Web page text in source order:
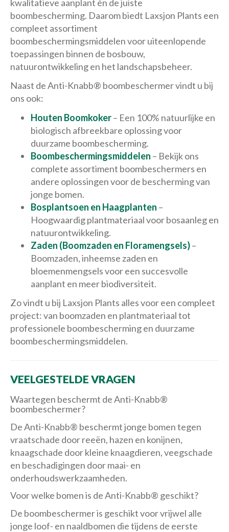
kwalitatieve aanplant én de juiste
boombescherming. Daarom biedt Laxsjon Plants een
compleet assortiment
boombeschermingsmiddelen voor uiteenlopende
toepassingen binnen de bosbouw,
natuurontwikkeling en het landschapsbeheer.
Naast de Anti-Knabb® boombeschermer vindt u bij
ons ook:
Houten Boomkoker– Een 100% natuurlijke en
biologisch afbreekbare oplossing voor
duurzame boombescherming.
Boombeschermingsmiddelen – Bekijk ons
complete assortiment boombeschermers en
andere oplossingen voor de bescherming van
jonge bomen.
Bosplantsoen en Haagplanten –
Hoogwaardig plantmateriaal voor bosaanleg en
natuurontwikkeling.
Zaden (Boomzaden en Floramengsels)–
Boomzaden, inheemse zaden en
bloemenmengsels voor een succesvolle
aanplant en meer biodiversiteit.
Zo vindt u bij Laxsjon Plants alles voor een compleet
project: van boomzaden en plantmateriaal tot
professionele boombescherming en duurzame
boombeschermingsmiddelen.
VEELGESTELDE VRAGEN
Waartegen beschermt de Anti-Knabb®
boombeschermer?
De Anti-Knabb® beschermt jonge bomen tegen
vraatschade door reeën, hazen en konijnen,
knaagschade door kleine knaagdieren, veegschade
en beschadigingen door maai- en
onderhoudswerkzaamheden.
Voor welke bomen is de Anti-Knabb® geschikt?
De boombeschermer is geschikt voor vrijwel alle
jonge loof- en naaldbomen die tijdens de eerste